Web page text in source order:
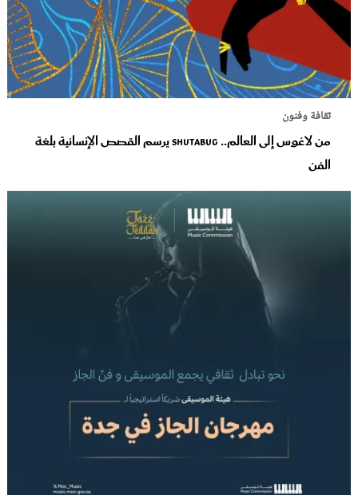
ثقافة وفنون
من لاغوس إلى العالم.. Shutabug يرسم القصص الإنسانية بلغة
الفن